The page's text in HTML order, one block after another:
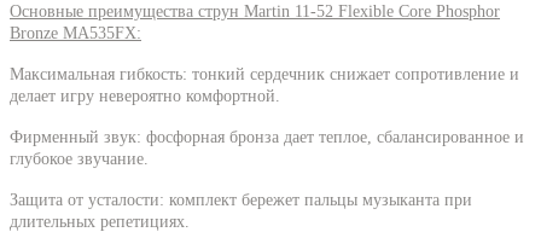
Основные преимущества струн Martin 11-52 Flexible Core Phosphor
Bronze MA535FX:
Максимальная гибкость: тонкий сердечник снижает сопротивление и
делает игру невероятно комфортной.
Фирменный звук: фосфорная бронза дает теплое, сбалансированное и
глубокое звучание.
Защита от усталости: комплект бережет пальцы музыканта при
длительных репетициях.